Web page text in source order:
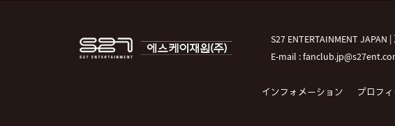
S27 ENTERTAINMENT
E-mail :
インフォメーション プロフ